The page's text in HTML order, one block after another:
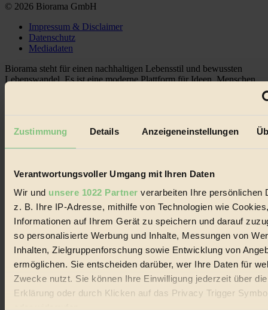
Zustimmung Details Anzeigeneinstellungen
Verantwortungsvoller Umgang mit Ihren Daten
Wir und unsere 1022 Partner verarbeiten Ihre persönlichen
z. B. Ihre IP-Adresse, mithilfe von Technologien wie
Informationen auf Ihrem Gerät zu speichern und darauf
so personalisierte Werbung und Inhalte, Messungen von
Inhalten, Zielgruppenforschung sowie Entwicklung von
ermöglichen. Sie entscheiden darüber, wer Ihre Daten für
Zwecke nutzt. Sie können Ihre Einwilligung jederzeit über
Erklärung oder durch Klicken auf das Privacy Trigger
© 2026 Biorama GmbH
Impressum & Disclaimer
Datenschutz
Mediadaten
Biorama steht für einen nachhaltigen Lebensstil und bewussten
Lebenswandel. Es ist eine moderne Plattform für Ideen, Menschen
Social Media
Themen
Bio
Nachhaltigkeit